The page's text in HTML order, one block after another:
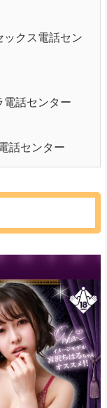
クス電話セン
電話センター
話センター